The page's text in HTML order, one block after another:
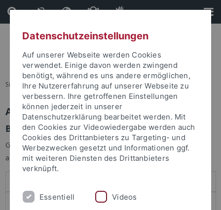
Direkt
zum
Inhalt
Direkt
zur
Fußleiste
Sie sind hier: Startseite
Anmelden
Benutzeranmeldung
Geben Sie Ihren Benutzernamen und Ihr Passwort an um sich
anzumelden:
Datenschutzeinstellungen
Auf unserer Webseite werden Cookies
verwendet. Einige davon werden zwingend
benötigt, während es uns andere ermöglichen,
Ihre Nutzererfahrung auf unserer Webseite zu
verbessern. Ihre getroffenen Einstellungen
können jederzeit in unserer
Datenschutzerklärung bearbeitet werden. Mit
den Cookies zur Videowiedergabe werden auch
Cookies des Drittanbieters zu Targeting- und
Werbezwecken gesetzt und Informationen ggf.
mit weiteren Diensten des Drittanbieters
verknüpft.
Essentiell Videos